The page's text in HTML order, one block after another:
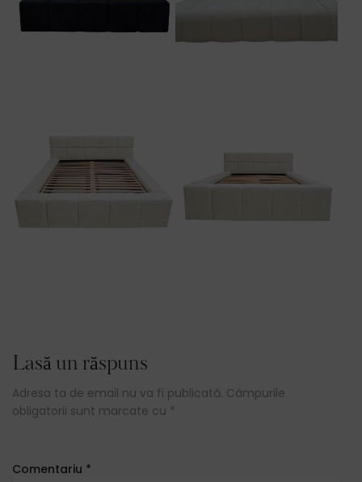
Lasă un răspuns
Adresa ta de email nu va fi publicată. Câmpurile
obligatorii sunt marcate cu *
Comentariu *